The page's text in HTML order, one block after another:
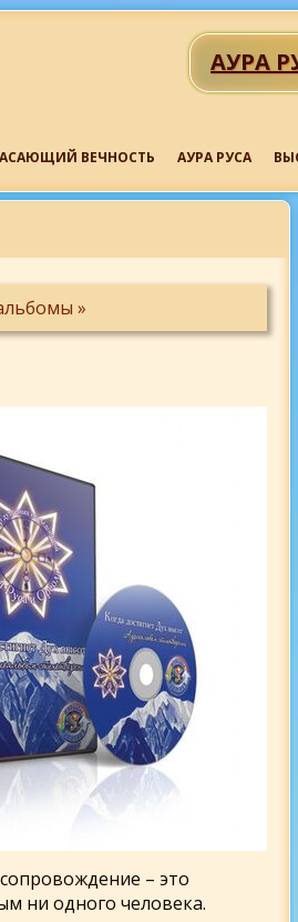
АУРА
ВЕЧНОСТЬ АУРА РУСА
»
– это
ни одного человека.